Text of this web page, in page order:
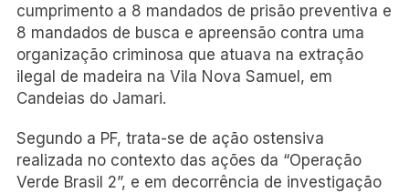
cumprimento a 8 mandados de prisão preventiva e
8 mandados de busca e apreensão contra uma
organização criminosa que atuava na extração
ilegal de madeira na Vila Nova Samuel, em
Candeias do Jamari.
Segundo a PF, trata-se de ação ostensiva
realizada no contexto das ações da “Operação
Verde Brasil 2”, e em decorrência de investigação